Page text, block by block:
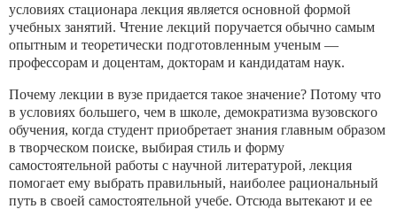
условиях стационара лекция является основной формой
учебных заня­тий. Чтение лекций поручается обычно самым
опытным и тео­ретически подготовленным ученым —
профессорам и доцентам, докторам и кандидатам наук.
Почему лекции в вузе придается такое значение? Потому что
в условиях большего, чем в школе, демократизма вузовского
обучения, когда студент приобретает знания главным образом
в творческом поиске, выбирая стиль и форму
самостоятельной ра­боты с научной литературой, лекция
помогает ему выбрать пра­вильный, наиболее рациональный
путь в своей самостоятельной учебе. Отсюда вытекают и ее